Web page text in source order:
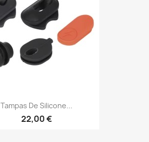
Tampas De Silicone...
22,00 €